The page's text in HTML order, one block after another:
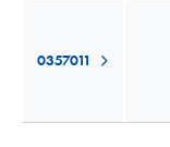
0357011